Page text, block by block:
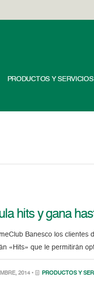
PRODUCTOS Y SERVICIOS
hits y gana
Banesco los clientes
«Hits» que le permitirán
2014 • PRODUCTOS Y